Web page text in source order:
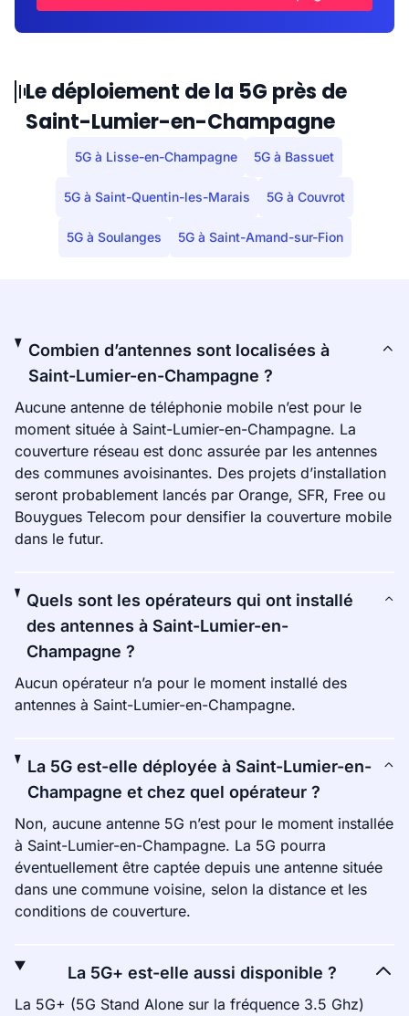
Le déploiement de la 5G près de
Saint-Lumier-en-Champagne
5G à Lisse-en-Champagne 5G à Bassuet
5G à Saint-Quentin-les-Marais 5G à Couvrot
5G à Soulanges 5G à Saint-Amand-sur-Fion
Combien d’antennes sont localisées à
Saint-Lumier-en-Champagne ?
Aucune antenne de téléphonie mobile n’est pour le
moment située à Saint-Lumier-en-Champagne. La
couverture réseau est donc assurée par les antennes
des communes avoisinantes. Des projets d’installation
seront probablement lancés par Orange, SFR, Free ou
Bouygues Telecom pour densifier la couverture mobile
dans le futur.
Quels sont les opérateurs qui ont installé
des antennes à Saint-Lumier-en-
Champagne ?
Aucun opérateur n’a pour le moment installé des
antennes à Saint-Lumier-en-Champagne.
La 5G est-elle déployée à Saint-Lumier-en-
Champagne et chez quel opérateur ?
Non, aucune antenne 5G n’est pour le moment installée
à Saint-Lumier-en-Champagne. La 5G pourra
éventuellement être captée depuis une antenne située
dans une commune voisine, selon la distance et les
conditions de couverture.
La 5G+ est-elle aussi disponible ?
La 5G+ (5G Stand Alone sur la fréquence 3.5 Ghz)